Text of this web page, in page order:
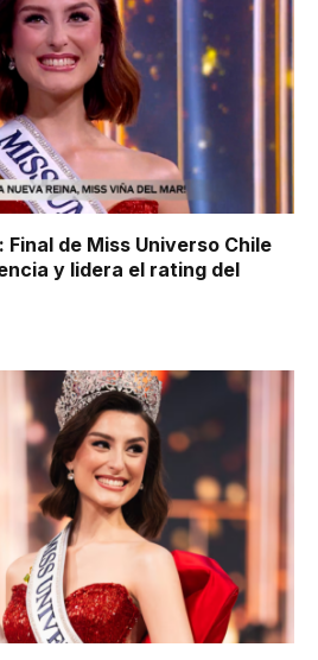
de Miss Universo Chile
y lidera el rating del